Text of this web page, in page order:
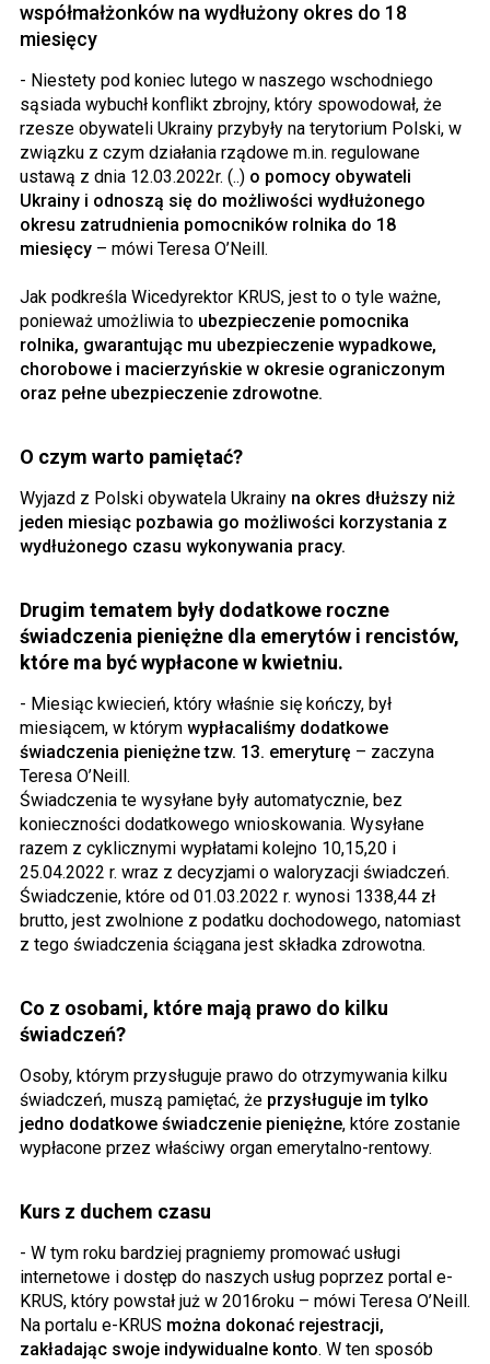
współmałżonków na wydłużony okres do 18
miesięcy
- Niestety pod koniec lutego w naszego wschodniego
sąsiada wybuchł konflikt zbrojny, który spowodował, że
rzesze obywateli Ukrainy przybyły na terytorium Polski, w
związku z czym działania rządowe m.in. regulowane
ustawą z dnia 12.03.2022r. (..) o pomocy obywateli
Ukrainy i odnoszą się do możliwości wydłużonego
okresu zatrudnienia pomocników rolnika do 18
miesięcy – mówi Teresa O’Neill.
Jak podkreśla Wicedyrektor KRUS, jest to o tyle ważne,
ponieważ umożliwia to ubezpieczenie pomocnika
rolnika, gwarantując mu ubezpieczenie wypadkowe,
chorobowe i macierzyńskie w okresie ograniczonym
oraz pełne ubezpieczenie zdrowotne.
O czym warto pamiętać?
Wyjazd z Polski obywatela Ukrainy na okres dłuższy niż
jeden miesiąc pozbawia go możliwości korzystania z
wydłużonego czasu wykonywania pracy.
Drugim tematem były dodatkowe roczne
świadczenia pieniężne dla emerytów i rencistów,
które ma być wypłacone w kwietniu.
- Miesiąc kwiecień, który właśnie się kończy, był
miesiącem, w którym wypłacaliśmy dodatkowe
świadczenia pieniężne tzw. 13. emeryturę – zaczyna
Teresa O’Neill.
Świadczenia te wysyłane były automatycznie, bez
konieczności dodatkowego wnioskowania. Wysyłane
razem z cyklicznymi wypłatami kolejno 10,15,20 i
25.04.2022 r. wraz z decyzjami o waloryzacji świadczeń.
Świadczenie, które od 01.03.2022 r. wynosi 1338,44 zł
brutto, jest zwolnione z podatku dochodowego, natomiast
z tego świadczenia ściągana jest składka zdrowotna.
Co z osobami, które mają prawo do kilku
świadczeń?
Osoby, którym przysługuje prawo do otrzymywania kilku
świadczeń, muszą pamiętać, że przysługuje im tylko
jedno dodatkowe świadczenie pieniężne, które zostanie
wypłacone przez właściwy organ emerytalno-rentowy.
Kurs z duchem czasu
- W tym roku bardziej pragniemy promować usługi
internetowe i dostęp do naszych usług poprzez portal e-
KRUS, który powstał już w 2016roku – mówi Teresa O’Neill.
Na portalu e-KRUS można dokonać rejestracji,
zakładając swoje indywidualne konto. W ten sposób